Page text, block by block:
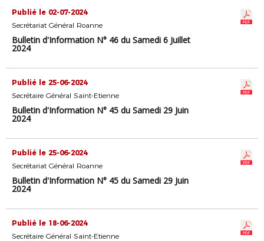
Publié le 02-07-2024
Secrétariat Général Roanne
Bulletin d'Information N° 46 du Samedi 6 Juillet
2024
Publié le 25-06-2024
Secrétaire Général Saint-Etienne
Bulletin d'Information N° 45 du Samedi 29 Juin
2024
Publié le 25-06-2024
Secrétariat Général Roanne
Bulletin d'Information N° 45 du Samedi 29 Juin
2024
Publié le 18-06-2024
Secrétaire Général Saint-Etienne